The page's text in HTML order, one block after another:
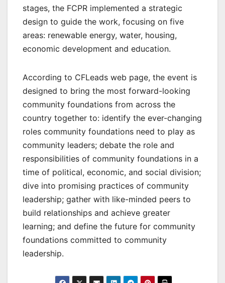
stages, the FCPR implemented a strategic
design to guide the work, focusing on five
areas: renewable energy, water, housing,
economic development and education.
According to CFLeads web page, the event is
designed to bring the most forward-looking
community foundations from across the
country together to: identify the ever-changing
roles community foundations need to play as
community leaders; debate the role and
responsibilities of community foundations in a
time of political, economic, and social division;
dive into promising practices of community
leadership; gather with like-minded peers to
build relationships and achieve greater
learning; and define the future for community
foundations committed to community
leadership.